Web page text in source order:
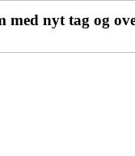
med nyt tag og